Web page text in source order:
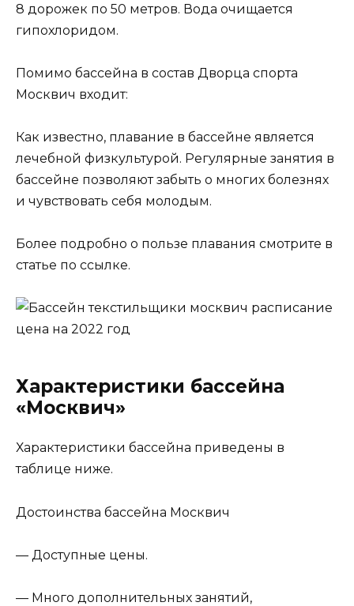
8 дорожек по 50 метров. Вода очищается
гипохлоридом.
Помимо бассейна в состав Дворца спорта
Москвич входит:
Как известно, плавание в бассейне является
лечебной физкультурой. Регулярные занятия в
бассейне позволяют забыть о многих болезнях
и чувствовать себя молодым.
Более подробно о пользе плавания смотрите в
статье по ссылке.
Характеристики бассейна
«Москвич»
Характеристики бассейна приведены в
таблице ниже.
Достоинства бассейна Москвич
— Доступные цены.
— Много дополнительных занятий,